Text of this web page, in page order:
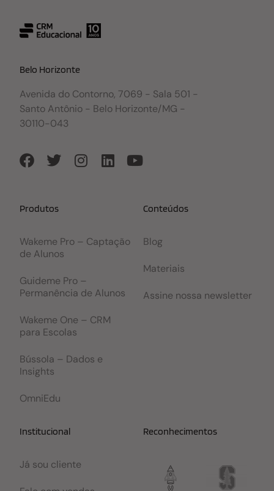
Belo Horizonte
Avenida do Contorno, 7069 - Sala 501 -
Santo Antônio - Belo Horizonte/MG -
30110-043
Produtos
Wakeme Pro – Captação
de Alunos
Guideme Pro –
Permanência de Alunos
Wakeme One – CRM
para Escolas
Bússola – Dados e
Insights
OmniEdu
Conteúdos
Blog
Materiais
Assine nossa newsletter
Institucional
Já sou cliente
Reconhecimentos